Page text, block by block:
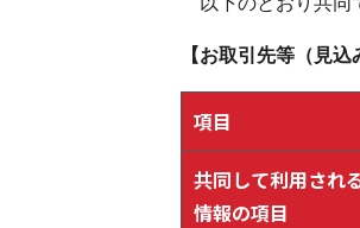
【お取引先等（見
項目
共同して利用され
情報の項目